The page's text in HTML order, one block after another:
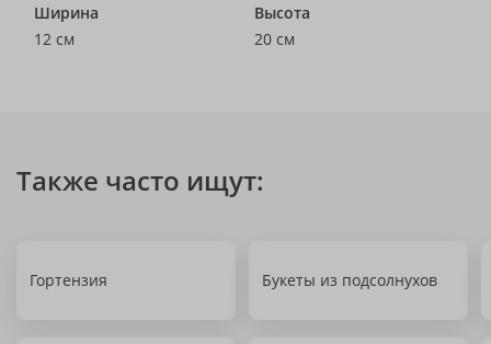
Ширина
12 см
Высота
20 см
Также часто ищут:
Гортензия Букеты из подсолнухов